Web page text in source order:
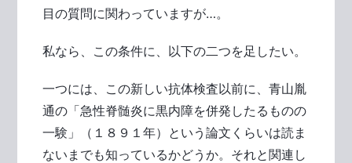
目の質問に関わっていますが…。
私なら、この条件に、以下の二つを足したい。
一つには、この新しい抗体検査以前に、青山胤
通の「急性脊髄炎に黒内障を併発したるものの
一験」（１８９１年）という論文くらいは読ま
ないまでも知っているかどうか。それと関連し